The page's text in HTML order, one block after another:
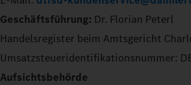
Geschäftsführung: Dr. Florian Peterl
Handelsregister beim Amtsgericht
Umsatzsteueridentifikationsnummer:
Aufsichtsbehörde